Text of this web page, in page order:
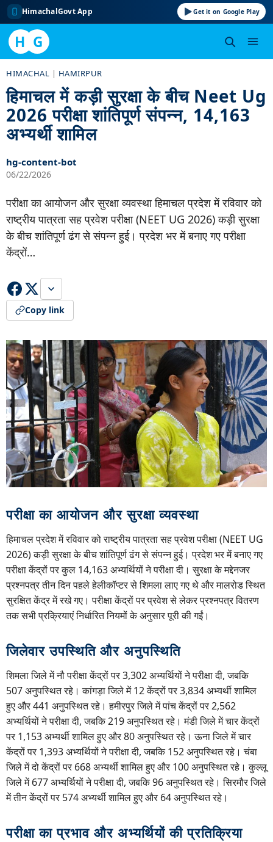
HimachalGovt App Get it on Google Play
H G
content
HIMACHAL | HAMIRPUR
हिमाचल में कड़ी सुरक्षा के बीच Neet Ug
2026 परीक्षा शांतिपूर्ण संपन्न, 14,163
अभ्यर्थी शामिल
hg-content-bot
06/22/2026
परीक्षा का आयोजन और सुरक्षा व्यवस्था हिमाचल प्रदेश में रविवार को
राष्ट्रीय पात्रता सह प्रवेश परीक्षा (NEET UG 2026) कड़ी सुरक्षा
के बीच शांतिपूर्ण ढंग से संपन्न हुई। प्रदेश भर में बनाए गए परीक्षा
केंद्रों…
Copy link
परीक्षा का आयोजन और सुरक्षा व्यवस्था
हिमाचल प्रदेश में रविवार को राष्ट्रीय पात्रता सह प्रवेश परीक्षा (NEET UG
2026) कड़ी सुरक्षा के बीच शांतिपूर्ण ढंग से संपन्न हुई। प्रदेश भर में बनाए गए
परीक्षा केंद्रों पर कुल 14,163 अभ्यर्थियों ने परीक्षा दी। सुरक्षा के मद्देनजर
प्रश्नपत्र तीन दिन पहले हेलीकॉप्टर से शिमला लाए गए थे और मालरोड स्थित
सुरक्षित केंद्र में रखे गए। परीक्षा केंद्रों पर प्रवेश से लेकर प्रश्नपत्र वितरण
तक सभी प्रक्रियाएं निर्धारित नियमों के अनुसार पूरी की गईं।
जिलेवार उपस्थिति और अनुपस्थिति
शिमला जिले में नौ परीक्षा केंद्रों पर 3,302 अभ्यर्थियों ने परीक्षा दी, जबकि
507 अनुपस्थित रहे। कांगड़ा जिले में 12 केंद्रों पर 3,834 अभ्यर्थी शामिल
हुए और 441 अनुपस्थित रहे। हमीरपुर जिले में पांच केंद्रों पर 2,562
अभ्यर्थियों ने परीक्षा दी, जबकि 219 अनुपस्थित रहे। मंडी जिले में चार केंद्रों
पर 1,153 अभ्यर्थी शामिल हुए और 80 अनुपस्थित रहे। ऊना जिले में चार
केंद्रों पर 1,393 अभ्यर्थियों ने परीक्षा दी, जबकि 152 अनुपस्थित रहे। चंबा
जिले में दो केंद्रों पर 668 अभ्यर्थी शामिल हुए और 100 अनुपस्थित रहे। कुल्लू
जिले में 677 अभ्यर्थियों ने परीक्षा दी, जबकि 96 अनुपस्थित रहे। सिरमौर जिले
में तीन केंद्रों पर 574 अभ्यर्थी शामिल हुए और 64 अनुपस्थित रहे।
परीक्षा का प्रभाव और अभ्यर्थियों की प्रतिक्रिया